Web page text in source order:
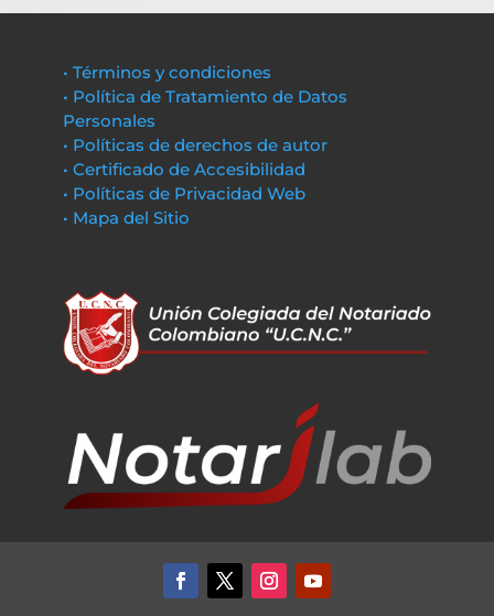
• Términos y condiciones
• Política de Tratamiento de Datos
Personales
• Políticas de derechos de autor
• Certificado de Accesibilidad
• Políticas de Privacidad Web
• Mapa del Sitio